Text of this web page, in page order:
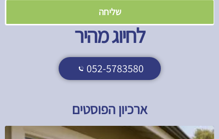
שליחה
לחיוג מהיר
052-5783580
ארכיון הפוסטים